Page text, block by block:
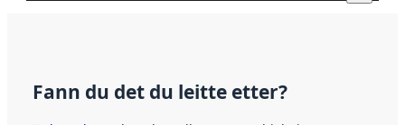
Fann du det du leitte etter?